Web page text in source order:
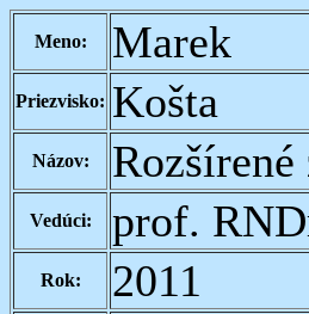
Meno: Marek
Priezvisko: Košta
Názov:
Vedúci: prof.
Rok: 2011